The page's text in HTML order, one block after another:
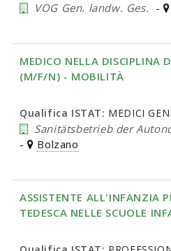
VOG Gen. landw. Ges. -
MEDICO NELLA DISCIPLINA
(M/F/N) - MOBILITÀ
Qualifica ISTAT: MEDICI
Sanitätsbetrieb der
-
Bolzano
ASSISTENTE ALL'INFANZIA
TEDESCA NELLE SCUOLE